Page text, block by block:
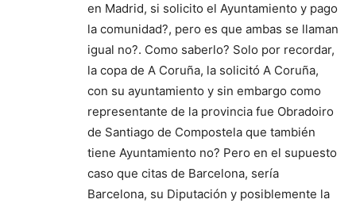
en Madrid, si solicito el Ayuntamiento y pago
la comunidad?, pero es que ambas se llaman
igual no?. Como saberlo? Solo por recordar,
la copa de A Coruña, la solicitó A Coruña,
con su ayuntamiento y sin embargo como
representante de la provincia fue Obradoiro
de Santiago de Compostela que también
tiene Ayuntamiento no? Pero en el supuesto
caso que citas de Barcelona, sería
Barcelona, su Diputación y posiblemente la